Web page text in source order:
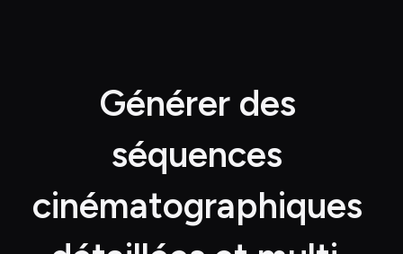
Générer des
séquences
cinématographiques